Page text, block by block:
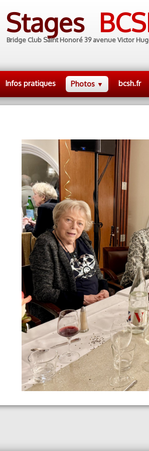
Stages
Bridge Club Saint Honoré 39 avenue Victor
Infos pratiques Photos ▼ bcsh.fr